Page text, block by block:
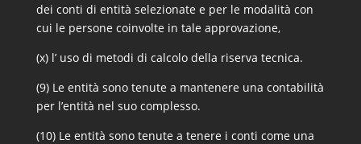
dei conti di entità selezionate e per le modalità con
cui le persone coinvolte in tale approvazione,
(x) l’ uso di metodi di calcolo della riserva tecnica.
(9) Le entità sono tenute a mantenere una contabilità
per l’entità nel suo complesso.
(10) Le entità sono tenute a tenere i conti come una